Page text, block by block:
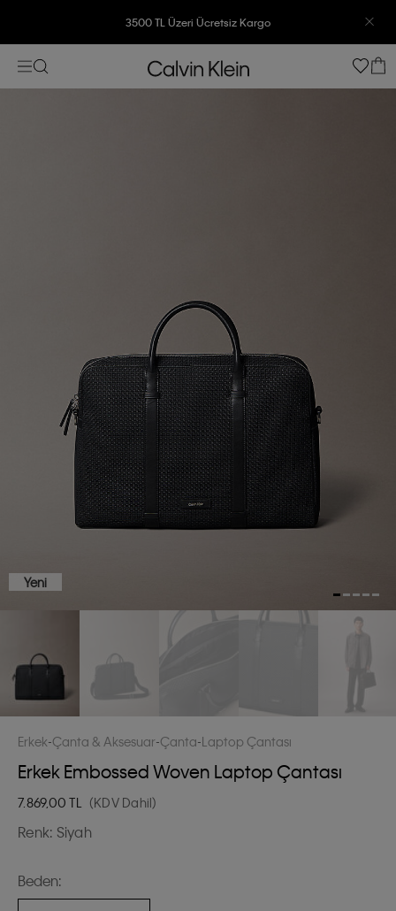
3500 TL Üzeri Ücretsiz Kargo
7500 TL Ve Üzeri Alışverişlerinizde 6 Taksit İmkanı
Yeni
Erkek Çanta & Aksesuar Çanta Laptop Çantası
Erkek Embossed Woven Laptop Çantası
7.869,00 TL (KDV Dahil)
Renk: Siyah
Beden: